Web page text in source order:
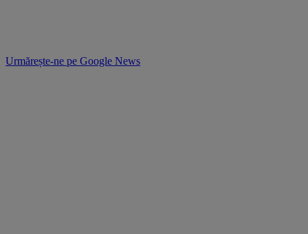
Urmărește-ne pe Google News